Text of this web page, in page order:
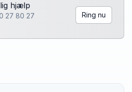
hjælp
27 80 27
Ring nu